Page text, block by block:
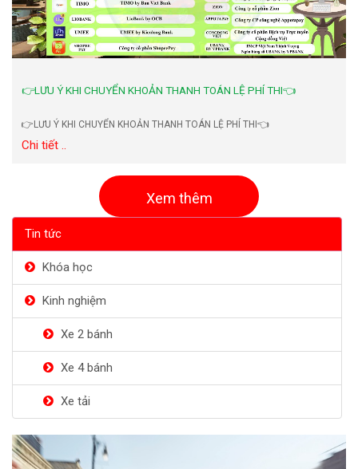
👉LƯU Ý KHI CHUYỂN KHOẢN THANH TOÁN LỆ PHÍ THI👈
👉LƯU Ý KHI CHUYỂN KHOẢN THANH TOÁN LỆ PHÍ THI👈
Chi tiết ..
Xem thêm
Tin tức
Khóa học
Kinh nghiệm
Xe 2 bánh
Xe 4 bánh
Xe tải